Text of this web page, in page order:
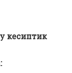
кесиптик